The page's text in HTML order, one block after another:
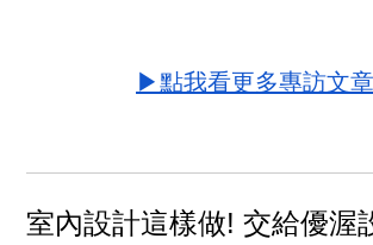
▶點我看更多專訪文
室內設計這樣做! 交給優渥